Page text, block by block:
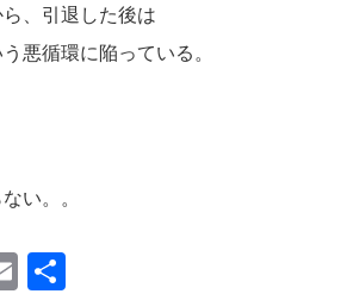
、引退した後は
悪循環に陥っている。
い。。
E